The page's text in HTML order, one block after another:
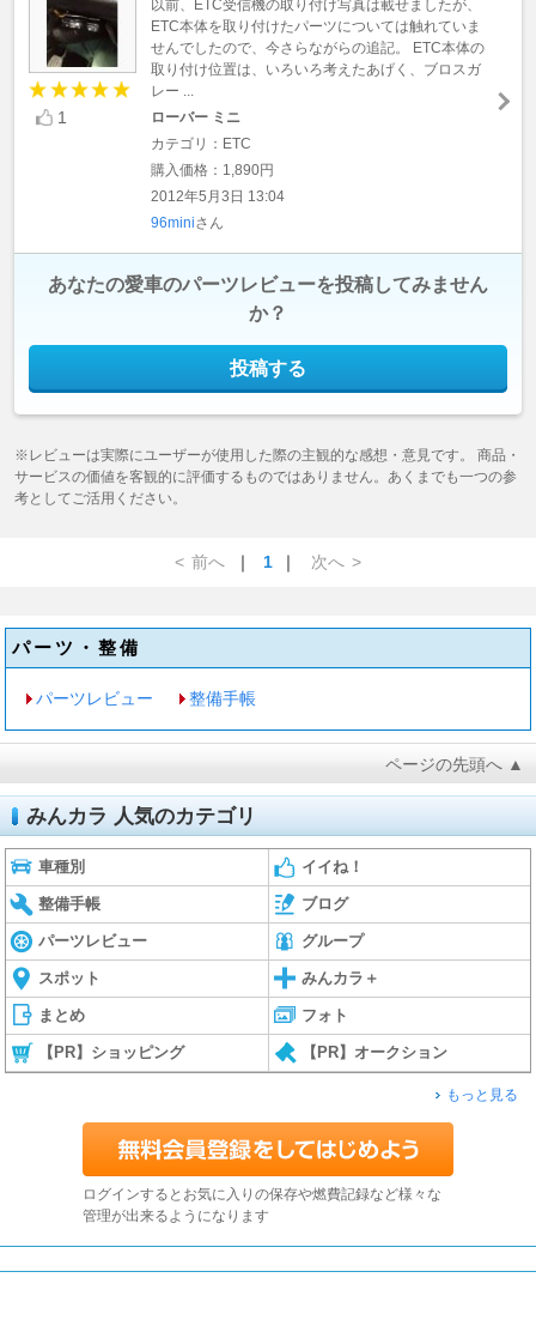
1
以前、ETC受信機の取り付け写真は載せましたが、
ETC本体を取り付けたパーツについては触れていま
せんでしたので、今さらながらの追記。 ETC本体の
取り付け位置は、いろいろ考えたあげく、ブロスガ
レー ...
ローバー ミニ
カテゴリ：ETC
購入価格：1,890円
2012年5月3日 13:04
96miniさん
あなたの愛車のパーツレビューを投稿してみません
か？
投稿する
※レビューは実際にユーザーが使用した際の主観的な感想・意見です。 商品・
サービスの価値を客観的に評価するものではありません。あくまでも一つの参
考としてご活用ください。
< 前へ ｜ 1 ｜ 次へ >
パーツ・整備
パーツレビュー 整備手帳
ページの先頭へ ▲
みんカラ 人気のカテゴリ
車種別 イイね！
整備手帳 ブログ
パーツレビュー グループ
スポット みんカラ＋
まとめ フォト
【PR】ショッピング 【PR】オークション
もっと見る
ログインするとお気に入りの保存や燃費記録など様々な
管理が出来るようになります